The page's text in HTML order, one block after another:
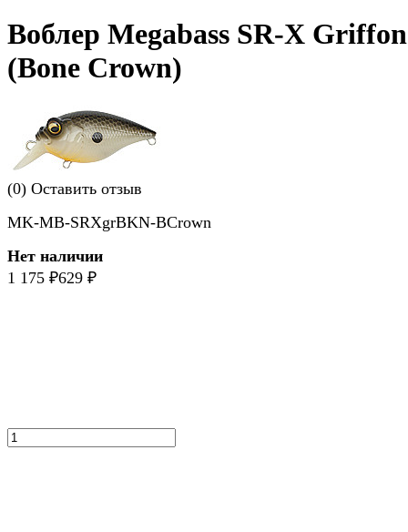
Воблер Megabass SR-X Griffon
(Bone Crown)
(0) Оставить отзыв
MK-MB-SRXgrBKN-BCrown
Нет наличии
1 175 ₽629 ₽